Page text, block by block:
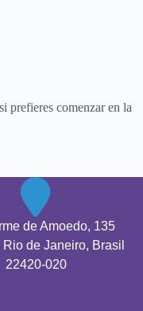
prefieres comenzar en la
de Amoedo, 135
Rio de Janeiro, Brasil
22420-020